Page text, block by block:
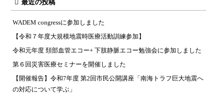
最近の投稿
WADEM congressに参加しました
【令和７年度大規模地震時医療活動訓練参加】
令和元年度 頚部血管エコー+ 下肢静脈エコー勉強会に参加しました
第６回災害医療セミナーを開催しました
【開催報告】令和7年度 第2回市民公開講座「南海トラフ巨大地震へ
の対応について学ぶ」